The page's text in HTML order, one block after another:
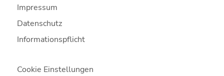
Impressum
Datenschutz
Informationspflicht
Cookie Einstellungen